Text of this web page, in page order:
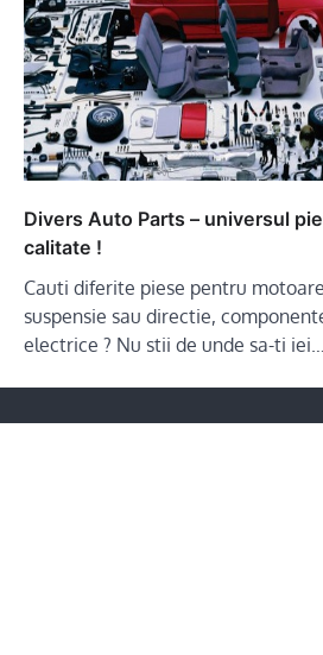
Divers Auto Parts – universul
calitate !
Cauti diferite piese pentru
suspensie sau directie,
electrice ? Nu stii de unde sa-ti iei…